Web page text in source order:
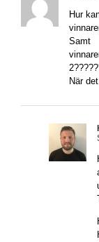
Hur
Samt
När